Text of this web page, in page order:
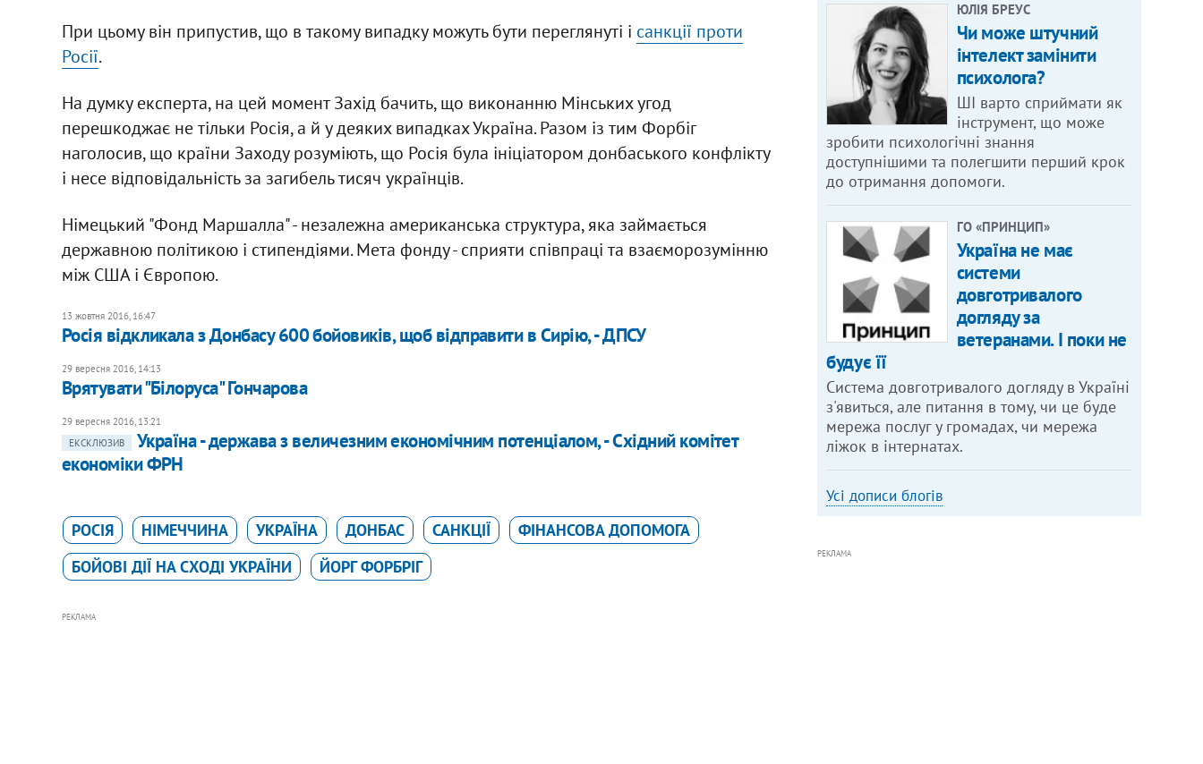
При цьому він припустив, що в такому випадку можуть бути переглянуті і санкції проти
Росії.
На думку експерта, на цей момент Захід бачить, що виконанню Мінських угод
перешкоджає не тільки Росія, а й у деяких випадках Україна. Разом із тим Форбіг
наголосив, що країни Заходу розуміють, що Росія була ініціатором донбаського конфлікту
і несе відповідальність за загибель тисяч українців.
Німецький "Фонд Маршалла" - незалежна американська структура, яка займається
державною політикою і стипендіями. Мета фонду - сприяти співпраці та взаєморозумінню
між США і Європою.
13 жовтня 2016, 16:47
Росія відкликала з Донбасу 600 бойовиків, щоб відправити в Сирію, - ДПСУ
29 вересня 2016, 14:13
Врятувати "Білоруса" Гончарова
29 вересня 2016, 13:21
ЕКСКЛЮЗИВ
Україна - держава з величезним економічним потенціалом, - Східний комітет
економіки ФРН
РОСІЯ НІМЕЧЧИНА УКРАЇНА ДОНБАС САНКЦІЇ
ФІНАНСОВА ДОПОМОГА
БОЙОВІ ДІЇ НА СХОДІ УКРАЇНИ
ЙОРГ ФОРБРІГ
РЕКЛАМА
ЮЛІЯ БРЕУС
Чи може штучний
інтелект замінити
психолога?
ШІ варто сприймати як
інструмент, що може
зробити психологічні знання
доступнішими та полегшити перший крок
до отримання допомоги.
ГО «ПРИНЦИП»
Україна не має
системи
довготривалого
догляду за
ветеранами. І поки не
будує її
Система довготривалого догляду в Україні
з'явиться, але питання в тому, чи це буде
мережа послуг у громадах, чи мережа
ліжок в інтернатах.
Усі дописи блогів
РЕКЛАМА